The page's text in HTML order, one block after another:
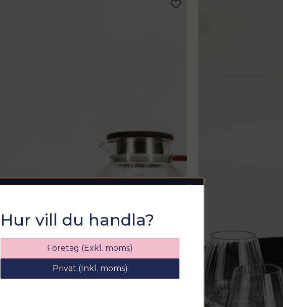
Ja, ni får publicera min fråga
Sommarfixa med
Sortix! 15% rabatt
Ange din e-postadress nedan för att få en
rabattkod på hela ditt köp
email
Hur vill du handla?
Företag (Exkl. moms)
Privat (Inkl. moms)